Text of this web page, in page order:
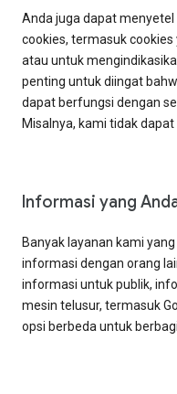
Anda juga dapat
cookies, termasuk
atau untuk
penting untuk diingat
dapat berfungsi dengan
Misalnya, kami tidak
Informasi yang
Banyak layanan kami
informasi dengan orang
informasi untuk publik,
mesin telusur, termasuk
opsi berbeda untuk